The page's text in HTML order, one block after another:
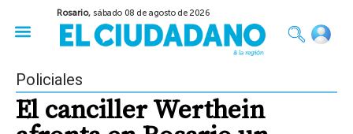
Rosario, sábado 08 de agosto de 2026
Policiales
El canciller Werthein